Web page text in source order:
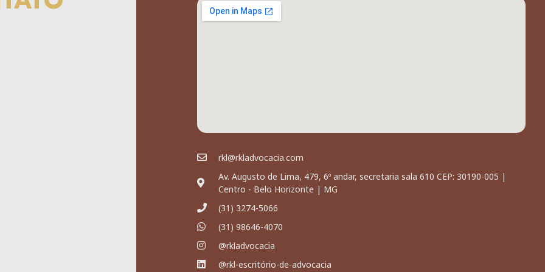
rkl@rkladvocacia.com
Av. Augusto de Lima, 479, 6º andar, secretaria sala 610 CEP: 30190-005 |
Centro - Belo Horizonte | MG
(31) 3274-5066
(31) 98646-4070
@rkladvocacia
@rkl-escritório-de-advocacia